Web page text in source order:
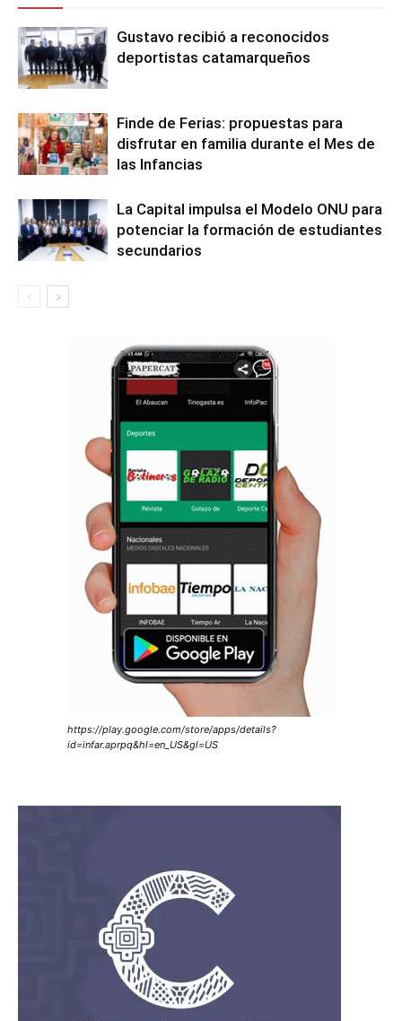
Gustavo recibió a reconocidos
deportistas catamarqueños
Finde de Ferias: propuestas para
disfrutar en familia durante el Mes de
las Infancias
La Capital impulsa el Modelo ONU para
potenciar la formación de estudiantes
secundarios
https://play.google.com/store/apps/details?
id=infar.aprpq&hl=en_US&gl=US